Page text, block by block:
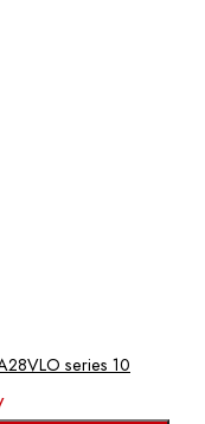
series 10